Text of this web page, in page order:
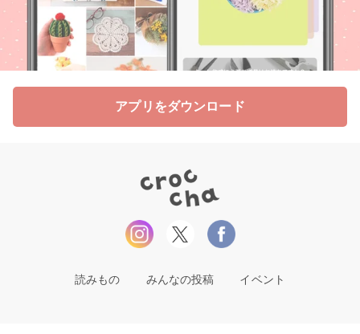
アプリをダウンロード
読みもの みんなの投稿 イベント